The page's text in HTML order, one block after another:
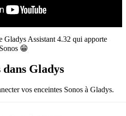
Gladys Assistant 4.32 qui apporte
😁
Gladys
vos enceintes Sonos à Gladys.